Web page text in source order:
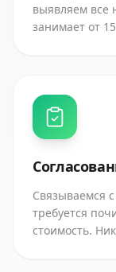
выявляем все
занимает от
Связываемся
требуется
стоимость.